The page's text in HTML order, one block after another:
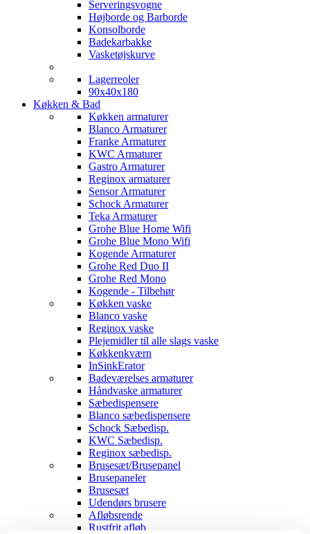
Serveringsvogne
Højborde og Barborde
Konsolborde
Badekarbakke
Vasketøjskurve
Lagerreoler
90x40x180
Køkken & Bad
Køkken armaturer
Blanco Armaturer
Franke Armaturer
KWC Armaturer
Gastro Armaturer
Reginox armaturer
Sensor Armaturer
Schock Armaturer
Teka Armaturer
Grohe Blue Home Wifi
Grohe Blue Mono Wifi
Kogende Armaturer
Grohe Red Duo II
Grohe Red Mono
Kogende - Tilbehør
Køkken vaske
Blanco vaske
Reginox vaske
Plejemidler til alle slags vaske
Køkkenkværn
InSinkErator
Badeværelses armaturer
Håndvaske armaturer
Sæbedispensere
Blanco sæbedispensere
Schock Sæbedisp.
KWC Sæbedisp.
Reginox sæbedisp.
Brusesæt/Brusepanel
Brusepaneler
Brusesæt
Udendørs brusere
Afløbsrende
Rustfrit afløb